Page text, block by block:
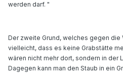
werden darf. "
Der zweite Grund, welches gegen die
vielleicht, dass es keine Grabstätte
wären nicht mehr dort, sondern in der
Dagegen kann man den Staub in ein